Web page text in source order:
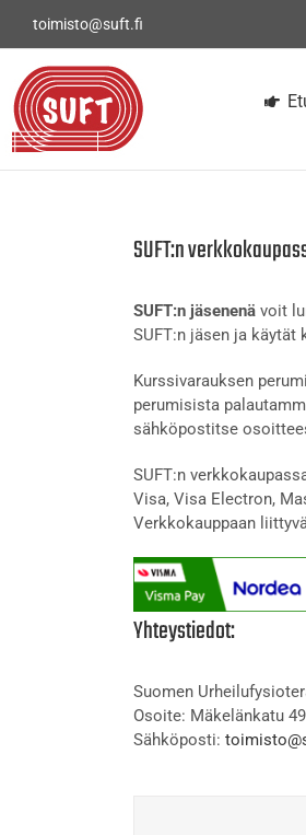
toimisto@suft.fi
SUFT:n
SUFT:n jäsenenä voit
SUFT:n jäsen ja
Kurssivarauksen
perumisista
sähköpostitse
SUFT:n
Visa, Visa Electron,
Verkkokauppaan
Yhteystiedot:
Suomen
Osoite: Mäkelänkatu
Sähköposti: